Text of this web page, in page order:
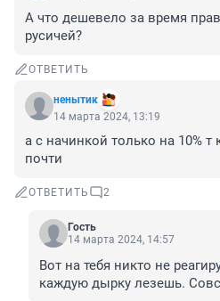
А что дешевело за время
русичей?
ОТВЕТИТЬ
ненытик
14 марта 2024, 13:19
а с начинкой только на 10%
почти
ОТВЕТИТЬ 2
Гость
14 марта 2024, 14:57
Вот на тебя никто не
каждую дырку лезешь.